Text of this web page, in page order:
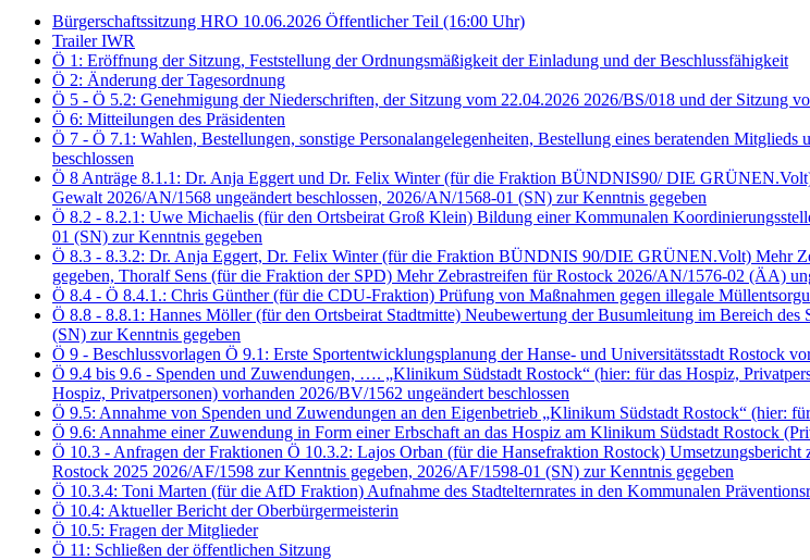
Bürgerschaftssitzung HRO 10.06.2026 Öffentlicher Teil (16:00 Uhr)
Trailer IWR
Ö 1: Eröffnung der Sitzung, Feststellung der Ordnungsmäßigkeit der Einladung und der Beschlussfähigkeit
Ö 2: Änderung der Tagesordnung
Ö 5 - Ö 5.2: Genehmigung der Niederschriften, der Sitzung vom 22.04.2026 2026/BS/018 und der Sitzung
Ö 6: Mitteilungen des Präsidenten
Ö 7 - Ö 7.1: Wahlen, Bestellungen, sonstige Personalangelegenheiten, Bestellung eines beratenden
beschlossen
Ö 8 Anträge 8.1.1: Dr. Anja Eggert und Dr. Felix Winter (für die Fraktion BÜNDNIS90/ DIE
Gewalt 2026/AN/1568 ungeändert beschlossen, 2026/AN/1568-01 (SN) zur Kenntnis gegeben
Ö 8.2 - 8.2.1: Uwe Michaelis (für den Ortsbeirat Groß Klein) Bildung einer Kommunalen
01 (SN) zur Kenntnis gegeben
Ö 8.3 - 8.3.2: Dr. Anja Eggert, Dr. Felix Winter (für die Fraktion BÜNDNIS 90/DIE GRÜNEN.Volt) Mehr
gegeben, Thoralf Sens (für die Fraktion der SPD) Mehr Zebrastreifen für Rostock 2026/AN/1576-02 (ÄA)
Ö 8.4 - Ö 8.4.1.: Chris Günther (für die CDU-Fraktion) Prüfung von Maßnahmen gegen illegale
Ö 8.8 - 8.8.1: Hannes Möller (für den Ortsbeirat Stadtmitte) Neubewertung der Busumleitung im Bereich
(SN) zur Kenntnis gegeben
Ö 9 - Beschlussvorlagen Ö 9.1: Erste Sportentwicklungsplanung der Hanse- und Universitätsstadt Rostock
Ö 9.4 bis 9.6 - Spenden und Zuwendungen, …. „Klinikum Südstadt Rostock“ (hier: für das Hospiz,
Hospiz, Privatpersonen) vorhanden 2026/BV/1562 ungeändert beschlossen
Ö 9.5: Annahme von Spenden und Zuwendungen an den Eigenbetrieb „Klinikum Südstadt Rostock“ (hier:
Ö 9.6: Annahme einer Zuwendung in Form einer Erbschaft an das Hospiz am Klinikum Südstadt Rostock
Ö 10.3 - Anfragen der Fraktionen Ö 10.3.2: Lajos Orban (für die Hansefraktion Rostock)
Rostock 2025 2026/AF/1598 zur Kenntnis gegeben, 2026/AF/1598-01 (SN) zur Kenntnis gegeben
Ö 10.3.4: Toni Marten (für die AfD Fraktion) Aufnahme des Stadtelternrates in den Kommunalen
Ö 10.4: Aktueller Bericht der Oberbürgermeisterin
Ö 10.5: Fragen der Mitglieder
Ö 11: Schließen der öffentlichen Sitzung